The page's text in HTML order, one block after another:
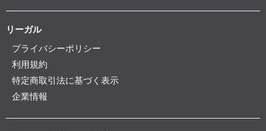
リーガル
プライバシーポリシー
利用規約
特定商取引法に基づく表示
企業情報